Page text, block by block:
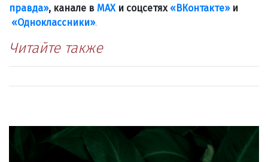
правда», канале в МАХи соцсетях «ВКонтакте»и
«Одноклассники».
Читайте также